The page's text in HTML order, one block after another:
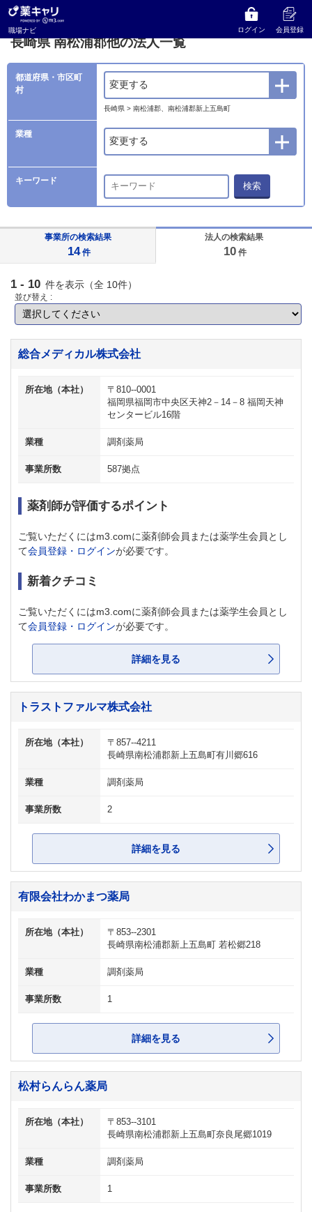
職場ナビ ログイン 会員登録
薬キャリ 職場ナビ 南松浦郡他の法人一覧
長崎県 南松浦郡他の法人一覧
都道府県・市区町
村
変更する
長崎県 > 南松浦郡、南松浦郡新上五島町
業種
変更する
キーワード 検索
事業所の検索結果
14 件
法人の検索結果
10 件
1 - 10 件を表示（全 10件）
並び替え :
総合メディカル株式会社
所在地（本社）
〒810--0001
福岡県福岡市中央区天神2－14－8 福岡天神
センタービル16階
業種 調剤薬局
事業所数 587拠点
薬剤師が評価するポイント
ご覧いただくにはm3.comに薬剤師会員または薬学生会員とし
て会員登録・ログインが必要です。
新着クチコミ
ご覧いただくにはm3.comに薬剤師会員または薬学生会員とし
て会員登録・ログインが必要です。
詳細を見る
トラストファルマ株式会社
所在地（本社）
〒857--4211
長崎県南松浦郡新上五島町有川郷616
業種 調剤薬局
事業所数 2
詳細を見る
有限会社わかまつ薬局
所在地（本社）
〒853--2301
長崎県南松浦郡新上五島町 若松郷218
業種 調剤薬局
事業所数 1
詳細を見る
松村らんらん薬局
所在地（本社）
〒853--3101
長崎県南松浦郡新上五島町奈良尾郷1019
業種 調剤薬局
事業所数 1